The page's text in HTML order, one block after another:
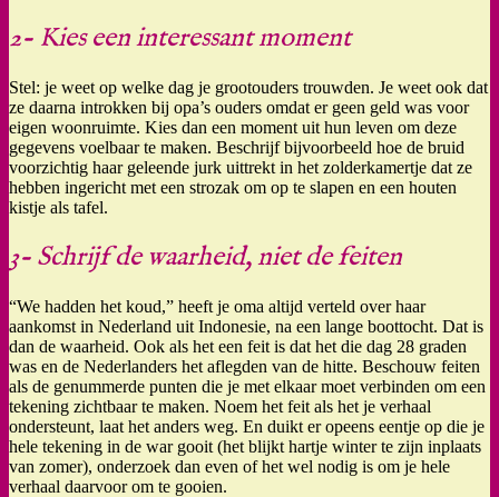
2- Kies een interessant moment
Stel: je weet op welke dag je grootouders trouwden. Je weet ook dat
ze daarna introkken bij opa’s ouders omdat er geen geld was voor
eigen woonruimte. Kies dan een moment uit hun leven om deze
gegevens voelbaar te maken. Beschrijf bijvoorbeeld hoe de bruid
voorzichtig haar geleende jurk uittrekt in het zolderkamertje dat ze
hebben ingericht met een strozak om op te slapen en een houten
kistje als tafel.
3- Schrijf de waarheid, niet de feiten
“We hadden het koud,” heeft je oma altijd verteld over haar
aankomst in Nederland uit Indonesie, na een lange boottocht. Dat is
dan de waarheid. Ook als het een feit is dat het die dag 28 graden
was en de Nederlanders het aflegden van de hitte. Beschouw feiten
als de genummerde punten die je met elkaar moet verbinden om een
tekening zichtbaar te maken. Noem het feit als het je verhaal
ondersteunt, laat het anders weg. En duikt er opeens eentje op die je
hele tekening in de war gooit (het blijkt hartje winter te zijn inplaats
van zomer), onderzoek dan even of het wel nodig is om je hele
verhaal daarvoor om te gooien.